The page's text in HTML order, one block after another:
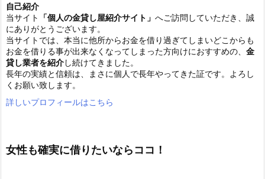
自己紹介
当サイト
「個人の金貸し屋紹介サイト」 へご訪問していただき、誠
にありがとうございます。
当サイトでは、本当に他所からお金を借り過ぎてしまいどこからも
お金を借りる事が出来なくなってしまった方向けにおすすめの、 金
貸し業者を紹介し続けてきました。
長年の実績と信頼は、まさに個人で長年やってきた証です。よろし
くお願い致します。
詳しいプロフィールはこちら
女性も確実に借りたいならココ！